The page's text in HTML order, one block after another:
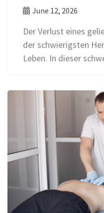
June 12, 2026
Der Verlust eines
der schwierigsten
Leben. In dieser